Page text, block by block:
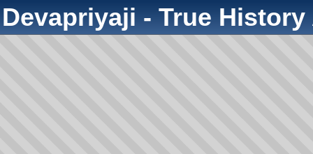
Devapriyaji - True